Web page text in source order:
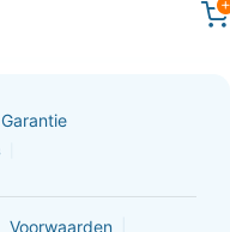
Garantie
Voorwaarden